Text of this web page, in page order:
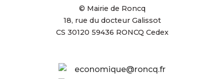
© Mairie de Roncq
18, rue du docteur Galissot
CS 30120 59436 RONCQ Cedex
economique@roncq.fr